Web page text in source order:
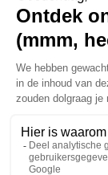
Wie bent u ?
Ik geef
ingevulde
het kader
zijn voor